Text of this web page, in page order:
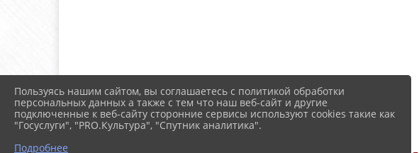
Пользуясь нашим сайтом, вы соглашаетесь с политикой обработки
персональных данных а также с тем что наш веб-сайт и другие
подключенные к веб-сайту сторонние сервисы используют cookies такие как
"Госуслуги", "PRO.Культура", "Спутник аналитика".
Подробнее